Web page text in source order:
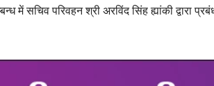
में सचिव परिवहन श्री अरविंद सिंह ह्यांकी द्वारा